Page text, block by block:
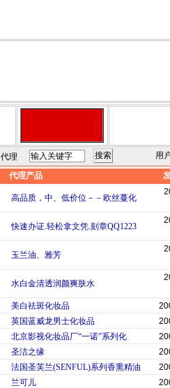
代理 用
代理产品
高品质，中、低价位－－欧丝蔓化
快速办证.轻松拿文凭.刻章QQ1223
玉兰油、雅芳
水白金清透润颜爽肤水
美白祛斑化妆品
英国蓝威龙男士化妆品
北京影视化妆品厂“一诺”系列化
圣洁之缘
法国圣芙兰(SENFUL)系列香熏精油
兰可儿